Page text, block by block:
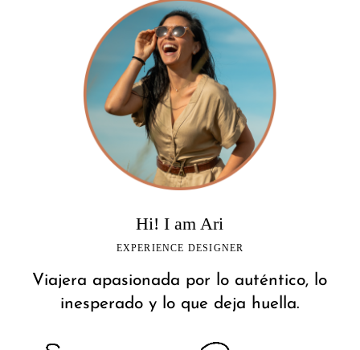
Hi! I am Ari
EXPERIENCE DESIGNER
Viajera apasionada por lo auténtico, lo
inesperado y lo que deja huella.